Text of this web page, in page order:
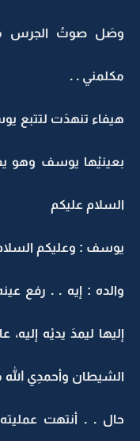
وصَل صوتُ الجرس
مكلمني . .
هيفاء تنهدَت لتتبع
بعينيْها يوسف وهو
السلام عليكم
يوسف : وعليكم
والده : إيه . . رفع
إليها ليمدَ يديْه
الشيطان وأحمدِي
حال . . أنتهت